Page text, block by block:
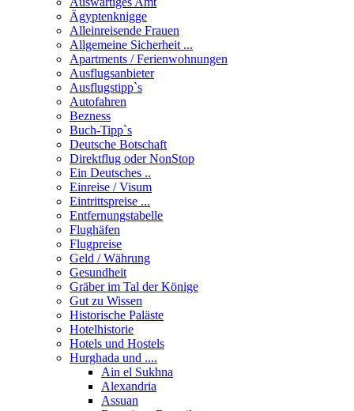
Ägyptenknigge
Alleinreisende Frauen
Allgemeine Sicherheit ...
Apartments / Ferienwohnungen
Ausflugsanbieter
Ausflugstipp`s
Autofahren
Bezness
Buch-Tipp`s
Deutsche Botschaft
Direktflug oder NonStop
Ein Deutsches ..
Einreise / Visum
Eintrittspreise ...
Entfernungstabelle
Flughäfen
Flugpreise
Geld / Währung
Gesundheit
Gräber im Tal der Könige
Gut zu Wissen
Historische Paläste
Hotelhistorie
Hotels und Hostels
Hurghada und ....
Ain el Sukhna
Alexandria
Assuan